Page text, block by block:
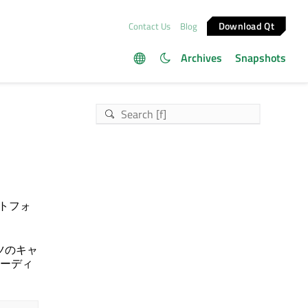
Contact Us Blog Download Qt
Archives Snapshots
フォ
のキャ
ディ